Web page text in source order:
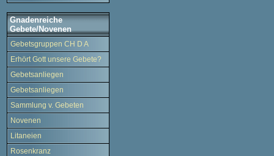
Gnadenreiche
Gebete/Novenen
Gebetsgruppen CH D A
Erhört Gott unsere Gebete?
Gebetsanliegen
Gebetsanliegen
Sammlung v. Gebeten
Novenen
Litaneien
Rosenkranz